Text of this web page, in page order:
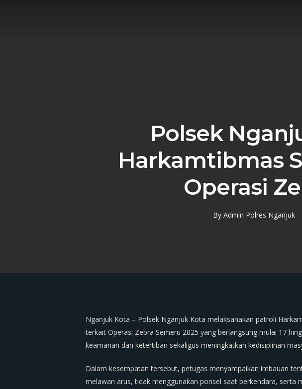
Polsek
Harkamtibmas
Operasi
By Admin Polres Nganjuk
Nganjuk Kota – Polsek Nganjuk Kota melaksanakan patroli
terkait Operasi Zebra Semeru 2025 yang berlangsung mulai 17
keamanan dan ketertiban sekaligus meningkatkan kedisiplinan
Dalam kesempatan tersebut, petugas menyampaikan imbauan
melawan arus, tidak menggunakan ponsel saat berkendara, serta